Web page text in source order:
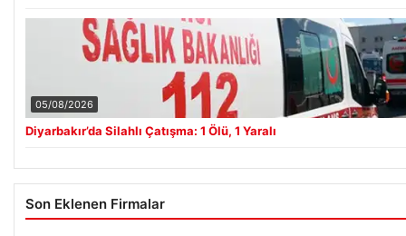
05/08/2026
Diyarbakır’da Silahlı Çatışma: 1 Ölü, 1 Yaralı
Son Eklenen Firmalar